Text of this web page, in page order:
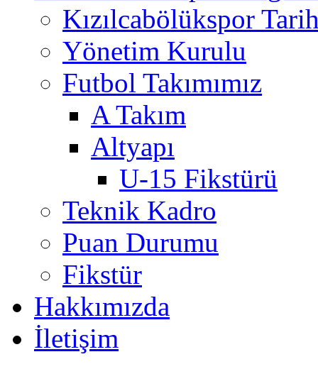
Kızılcabölükspor
Yönetim Kurulu
Futbol Takımımız
A Takım
Altyapı
U-15 Fikstürü
Teknik Kadro
Puan Durumu
Fikstür
Hakkımızda
İletişim